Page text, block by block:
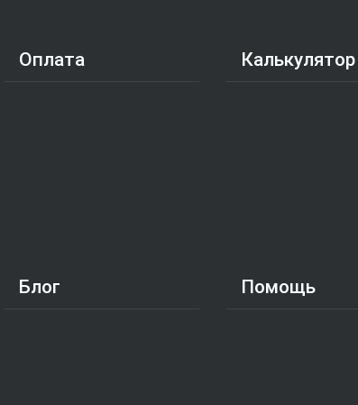
Оплата
Блог Помощь